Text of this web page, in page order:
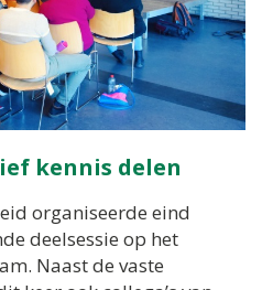
kennis delen
organiseerde eind
deelsessie op het
Naast de vaste